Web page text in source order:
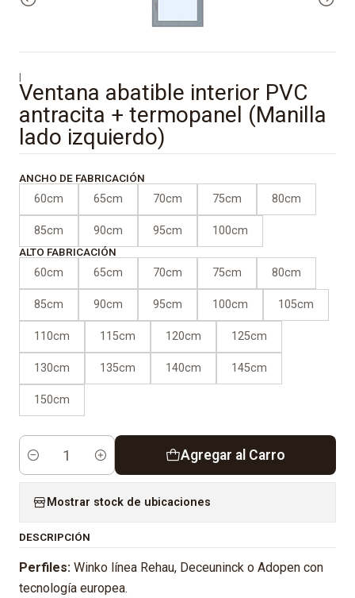
|
Ventana abatible interior PVC
antracita + termopanel (Manilla
lado izquierdo)
ANCHO DE FABRICACIÓN
60cm 65cm 70cm 75cm 80cm
85cm 90cm 95cm 100cm
ALTO FABRICACIÓN
60cm 65cm 70cm 75cm 80cm
85cm 90cm 95cm 100cm 105cm
110cm 115cm 120cm 125cm
130cm 135cm 140cm 145cm
150cm
Cantidad
Agregar al Carro
Mostrar stock de ubicaciones
DESCRIPCIÓN
Perfiles: Winko línea Rehau, Deceuninck o Adopen con
tecnología europea.